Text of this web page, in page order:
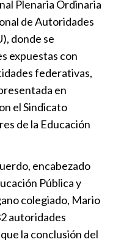
Plenaria Ordinaria
de Autoridades
donde se
expuestas con
federativas,
en
el Sindicato
de la Educación
encabezado
Pública y
colegiado, Mario
autoridades
la conclusión del